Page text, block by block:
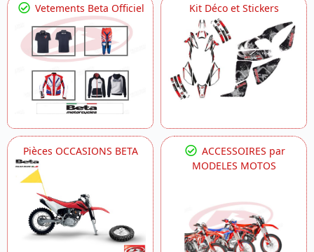
Vetements Beta Officiel Kit Déco et Stickers
Pièces OCCASIONS BETA
ACCESSOIRES par
MODELES MOTOS